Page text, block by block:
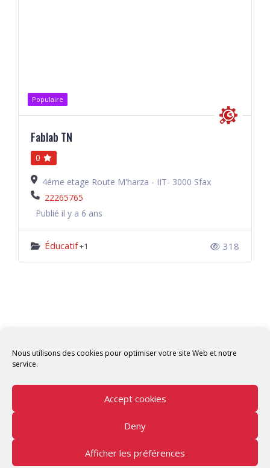
Nous utilisons des cookies pour optimiser votre site Web et notre
service.
Accept cookies
Deny
Afficher les préférences
Populaire
Fablab TN
0
4éme etage Route M'harza - IIT- 3000 Sfax
22265765
Publié il y a 6 ans
Éducatif+1 318
Copyright © 2026 Tunisian Fablabs Tous droits
réservés.